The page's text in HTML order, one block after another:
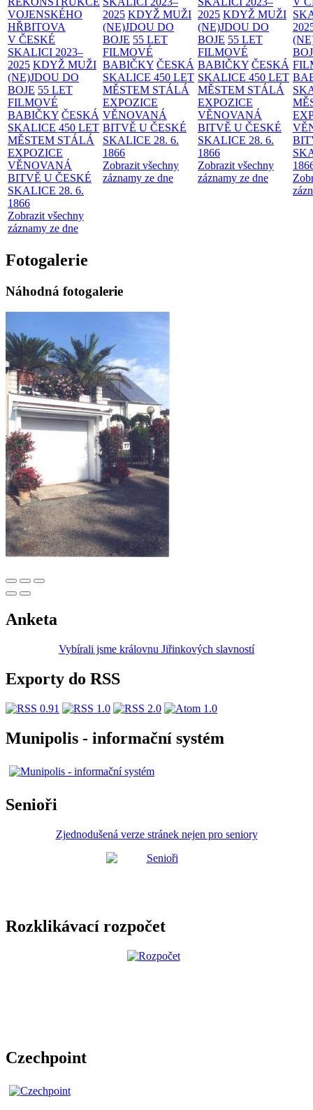
VOJENSKÉHO
HŘBITOVA
V ČESKÉ
SKALICI 2023–
2025 KDYŽ MUŽI
(NE)JDOU DO
BOJE 55 LET
FILMOVÉ
BABIČKY ČESKÁ
SKALICE 450 LET
MĚSTEM STÁLÁ
EXPOZICE
VĚNOVANÁ
BITVĚ U ČESKÉ
SKALICE 28. 6.
1866
Zobrazit všechny
záznamy ze dne
2025 KDYŽ MUŽI
(NE)JDOU DO
BOJE 55 LET
FILMOVÉ
BABIČKY ČESKÁ
SKALICE 450 LET
MĚSTEM STÁLÁ
EXPOZICE
VĚNOVANÁ
BITVĚ U ČESKÉ
SKALICE 28. 6.
1866
Zobrazit všechny
záznamy ze dne
2025 KDYŽ MUŽI
(NE)JDOU DO
BOJE 55 LET
FILMOVÉ
BABIČKY ČESKÁ
SKALICE 450 LET
MĚSTEM STÁLÁ
EXPOZICE
VĚNOVANÁ
BITVĚ U ČESKÉ
SKALICE 28. 6.
1866
Zobrazit všechny
záznamy ze dne
Fotogalerie
Náhodná fotogalerie
Anketa
Vybírali jsme královnu Jiřinkových slavností
Exporty do RSS
Munipolis - informační systém
Senioři
Zjednodušená verze stránek nejen pro seniory
Rozklikávací rozpočet
Czechpoint